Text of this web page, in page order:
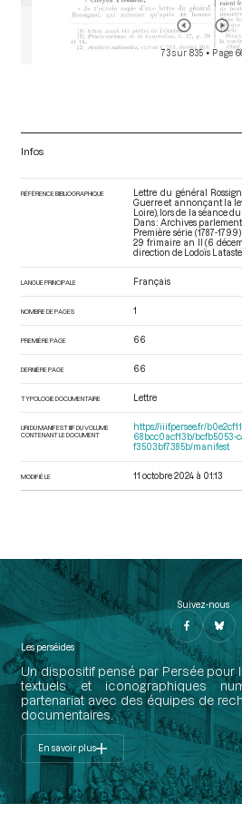
73 sur 835 • Page
Infos
RÉFÉRENCE BIBLIOGRAPHIQUE
Lettre du général
Guerre et annonçant la
Loire), lors de la séance
Dans : Archives
Première série (1787-
29 frimaire an II (6
direction de Lodoïs Lataste.
LANGUE PRINCIPALE Français
NOMBRE DE PAGES 1
PREMIÈRE PAGE 66
DERNIÈRE PAGE 66
TYPOLOGIE DOCUMENTAIRE Lettre
URI DU MANIFEST IIIF DU VOLUME
CONTENANT LE DOCUMENT
https://iiif.persee.fr/
68bcc0acf13b/bcfb5053-
f3503bf7385b/manifest
MODIFIÉ LE 11 octobre 2024 à 01:13
Suivez-nous
Les perséides
Un dispositif pensé par Persée pour
textuels et iconographiques
partenariat avec des équipes de
documentaires.
En savoir plus